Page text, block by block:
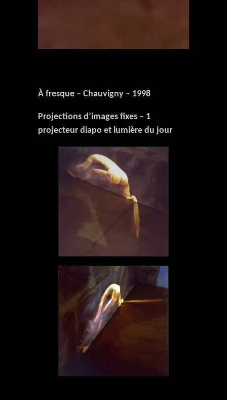
À fresque – Chauvigny – 1998
Projections d’images fixes – 1
projecteur diapo et lumière du jour